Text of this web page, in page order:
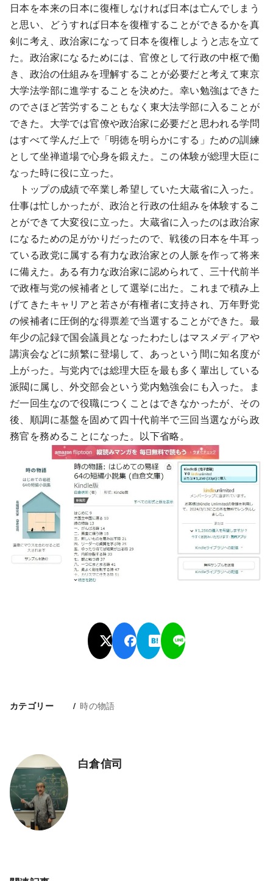
日本を本来の日本に復権しなければ日本は亡んでしまう
と思い、どうすれば日本を復権することができるかを真
剣に考え、政治家になって日本を復権しようと志を立て
た。政治家になるためには、官僚として行政の中枢で働
き、政治の仕組みを理解することが必要だと考えて東京
大学法学部に進学することを決めた。幸い勉強はできた
のでさほど苦労することもなく東大法学部に入ることが
できた。大学では官僚や政治家に必要だと思われる学問
はすべて学んだ上で「明徳を明らかにする」ための訓練
として坐禅道場で心身を鍛えた。この体験が総理大臣に
なった時に役に立った。
トップの成績で卒業し希望していた大蔵省に入った。
仕事は忙しかったが、政治と行政の仕組みを体験するこ
とができて大変役に立った。大蔵省に入ったのは政治家
になるための足がかりだったので、戦後の日本を牛耳っ
ている政党に属する有力な政治家との人脈を作って将来
に備えた。ある有力な政治家に認められて、三十代前半
で政権与党の候補者として選挙に出た。これまで積み上
げてきたキャリアと若さが有権者に支持され、万年野党
の候補者に圧倒的な得票差で当選することができた。最
年少の記録で国会議員となったわたしはマスメディアや
講演会などに頻繁に登場して、あっという間に知名度が
上がった。与党内では総理大臣を最も多く輩出している
派閥に属し、外交部会という党内勉強会にも入った。ま
だ一回生なので役職につくことはできなかったが、その
後、順調に基盤を固めて四十代前半で三回当選ながら政
務官を務めることになった。以下省略。
カテゴリー 時の物語
白倉信司